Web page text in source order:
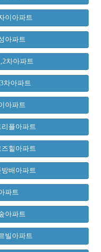
이아파트
아파트
차아파트
차아파트
아파트
플아파트
힐아파트
배아파트
파트
아파트
빌아파트